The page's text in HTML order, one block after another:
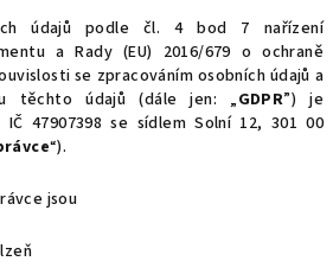
údajů podle čl. 4 bod 7 nařízení
a Rady (EU) 2016/679 o ochraně
se zpracováním osobních údajů a
těchto údajů (dále jen: „GDPR”) je
IČ47907398se sídlem Solní 12, 301 00
“).
jsou